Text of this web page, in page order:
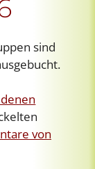
sind
von